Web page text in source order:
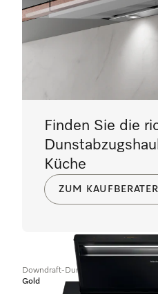
Downdraft-Dunstabzug
Gold
Finden Sie die
Küche